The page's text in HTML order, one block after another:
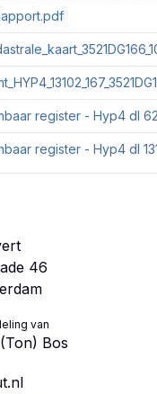
46
van
Bos